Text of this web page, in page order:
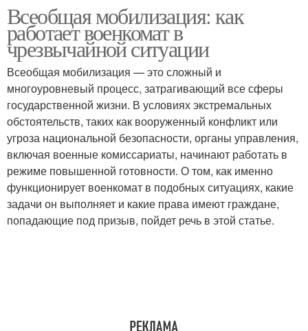
Всеобщая мобилизация: как
работает военкомат в
чрезвычайной ситуации
Всеобщая мобилизация — это сложный и
многоуровневый процесс, затрагивающий все сферы
государственной жизни. В условиях экстремальных
обстоятельств, таких как вооруженный конфликт или
угроза национальной безопасности, органы управления,
включая военные комиссариаты, начинают работать в
режиме повышенной готовности. О том, как именно
функционирует военкомат в подобных ситуациях, какие
задачи он выполняет и какие права имеют граждане,
попадающие под призыв, пойдет речь в этой статье.